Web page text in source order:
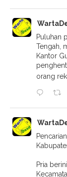
Puluhan
Tengah,
Kantor
orang
Pria